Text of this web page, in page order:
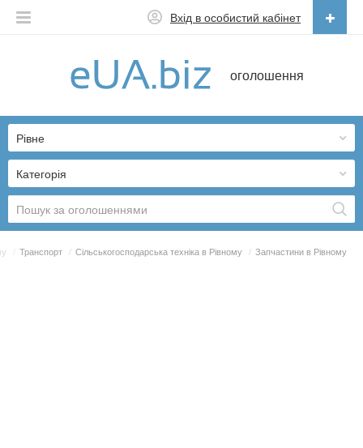
оголошення
Вхід в особистий кабінет
Українська
Категорія
Рівне
Транспорт / Сільськогосподарська техніка в Рівному / Запчастини в Рівному